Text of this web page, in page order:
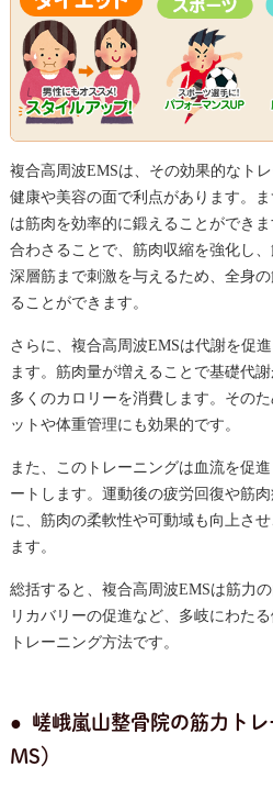
複合高周波EMSは、その効果的なト
健康や美容の面で利点があります。
は筋肉を効率的に鍛えることができ
合わさることで、筋肉収縮を強化し
深層筋まで刺激を与えるため、全身
ることができます。
さらに、複合高周波EMSは代謝を促
ます。筋肉量が増えることで基礎代
多くのカロリーを消費します。その
ットや体重管理にも効果的です。
また、このトレーニングは血流を促
ートします。運動後の疲労回復や筋
に、筋肉の柔軟性や可動域も向上さ
ます。
総括すると、複合高周波EMSは筋力
リカバリーの促進など、多岐にわた
トレーニング方法です。
嵯峨嵐山整骨院の筋力ト
MS）